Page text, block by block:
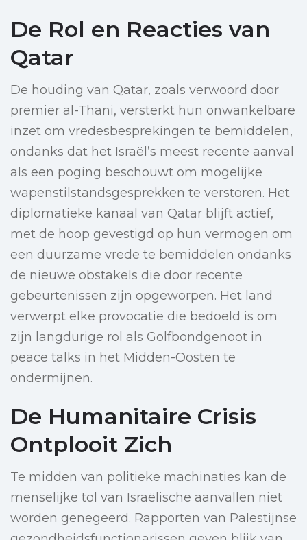
De Rol en Reacties van
Qatar
De houding van Qatar, zoals verwoord door
premier al-Thani, versterkt hun onwankelbare
inzet om vredesbesprekingen te bemiddelen,
ondanks dat het Israël’s meest recente aanval
als een poging beschouwt om mogelijke
wapenstilstandsgesprekken te verstoren. Het
diplomatieke kanaal van Qatar blijft actief,
met de hoop gevestigd op hun vermogen om
een duurzame vrede te bemiddelen ondanks
de nieuwe obstakels die door recente
gebeurtenissen zijn opgeworpen. Het land
verwerpt elke provocatie die bedoeld is om
zijn langdurige rol als Golfbondgenoot in
peace talks in het Midden-Oosten te
ondermijnen.
De Humanitaire Crisis
Ontplooit Zich
Te midden van politieke machinaties kan de
menselijke tol van Israëlische aanvallen niet
worden genegeerd. Rapporten van Palestijnse